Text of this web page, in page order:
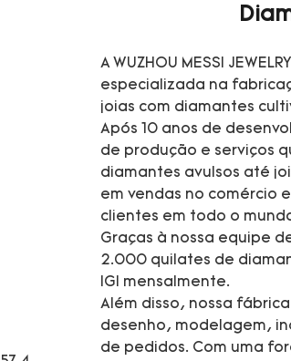
A WUZHOU MESSI
especializada na
joias com diamantes
Após 10 anos de
de produção e serviços
diamantes avulsos até
em vendas no comércio
clientes em todo o
Graças à nossa equipe
2.000 quilates de
IGI mensalmente.
Além disso, nossa
desenho, modelagem,
de pedidos. Com uma